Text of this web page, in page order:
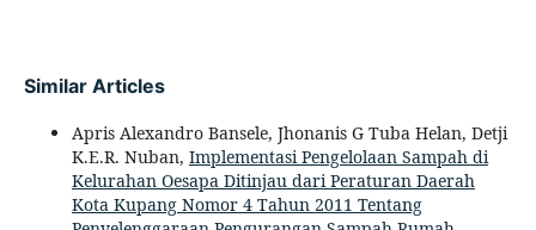
Similar Articles
Apris Alexandro Bansele, Jhonanis G Tuba Helan, Detji
K.E.R. Nuban, Implementasi Pengelolaan Sampah di
Kelurahan Oesapa Ditinjau dari Peraturan Daerah
Kota Kupang Nomor 4 Tahun 2011 Tentang